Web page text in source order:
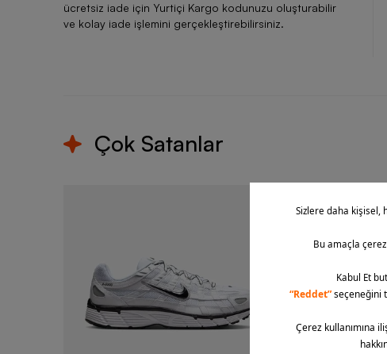
ücretsiz iade için Yurtiçi Kargo kodunuzu oluşturabilir
ve kolay iade işlemini gerçekleştirebilirsiniz.
Çok Satanlar